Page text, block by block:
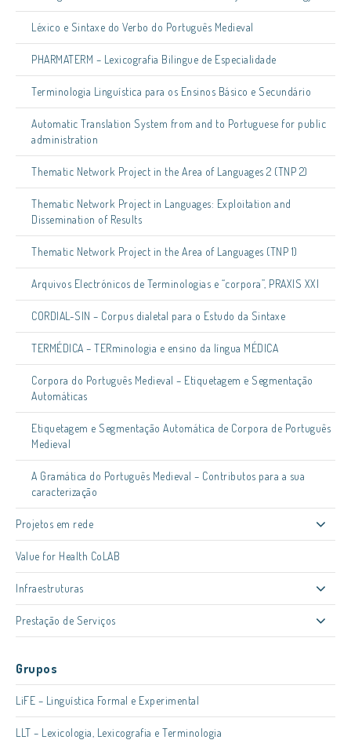
Léxico e Sintaxe do Verbo do Português Medieval
PHARMATERM – Lexicografia Bilingue de Especialidade
Terminologia Linguística para os Ensinos Básico e Secundário
Automatic Translation System from and to Portuguese for public
administration
Thematic Network Project in the Area of Languages 2 (TNP 2)
Thematic Network Project in Languages: Exploitation and
Dissemination of Results
Thematic Network Project in the Area of Languages (TNP 1)
Arquivos Electrónicos de Terminologias e “corpora”, PRAXIS XXI
CORDIAL-SIN – Corpus dialetal para o Estudo da Sintaxe
TERMÉDICA – TERminologia e ensino da língua MÉDICA
Corpora do Português Medieval – Etiquetagem e Segmentação
Automáticas
Etiquetagem e Segmentação Automática de Corpora de Português
Medieval
A Gramática do Português Medieval – Contributos para a sua
caracterização
Projetos em rede
Value for Health CoLAB
Infraestruturas
Prestação de Serviços
Grupos
LiFE – Linguística Formal e Experimental
LLT – Lexicologia, Lexicografia e Terminologia